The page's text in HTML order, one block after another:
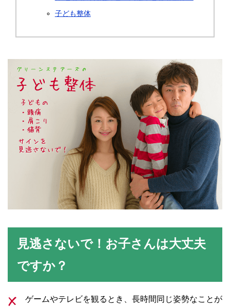
子ども整体
見逃さないで！お子さんは大丈夫
ですか？
ゲームやテレビを観るとき、長時間同じ姿勢なことが